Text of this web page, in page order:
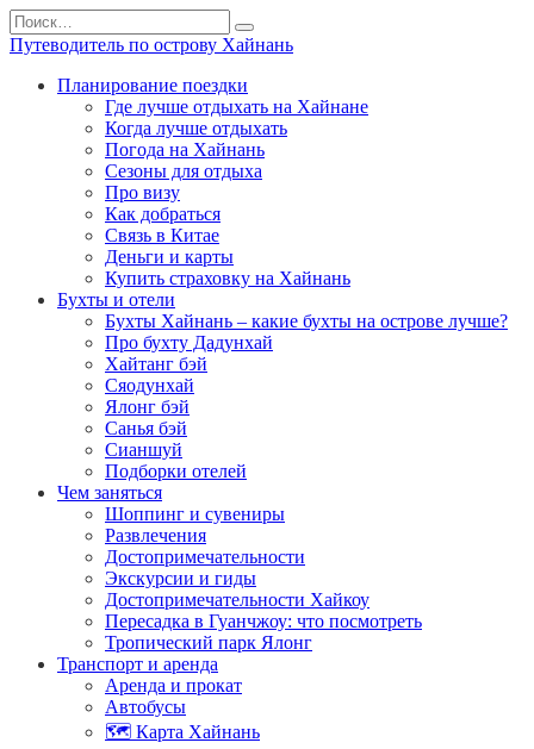
Перейти
к
содержанию
Search
for:
Путеводитель по острову Хайнань
Планирование поездки
Где лучше отдыхать на Хайнане
Когда лучше отдыхать
Погода на Хайнань
Сезоны для отдыха
Про визу
Как добраться
Связь в Китае
Деньги и карты
Купить страховку на Хайнань
Бухты и отели
Бухты Хайнань – какие бухты на острове лучше?
Про бухту Дадунхай
Хайтанг бэй
Сяодунхай
Ялонг бэй
Санья бэй
Сианшуй
Подборки отелей
Чем заняться
Шоппинг и сувениры
Развлечения
Достопримечательности
Экскурсии и гиды
Достопримечательности Хайкоу
Пересадка в Гуанчжоу: что посмотреть
Тропический парк Ялонг
Транспорт и аренда
Аренда и прокат
Автобусы
🗺️ Карта Хайнань